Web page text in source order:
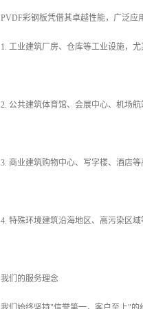
PVDF彩钢板凭借其卓越性能，广泛应
1. 工业建筑厂房、仓库等工业设施，
2. 公共建筑体育馆、会展中心、机场航
3. 商业建筑购物中心、写字楼、酒店等
4. 特殊环境建筑沿海地区、高污染区域
我们的服务理念